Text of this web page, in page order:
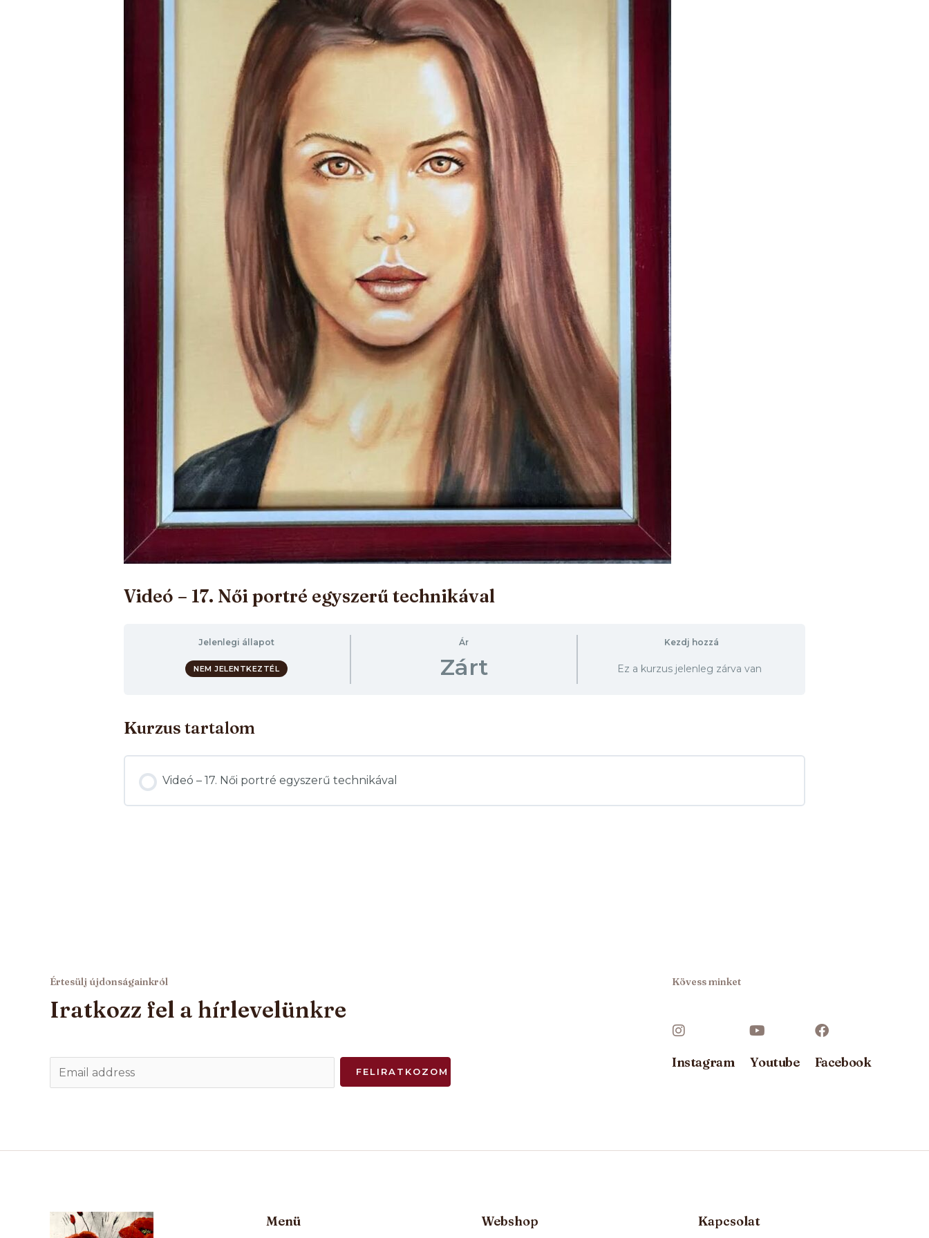
Videó – 17. Női portré egyszerű technikával
Jelenlegi állapot
NEM JELENTKEZTÉL
Ár
Zárt
Kezdj hozzá
Ez a kurzus jelenleg zárva van
Kurzus tartalom
Videó – 17. Női portré egyszerű technikával
Értesülj újdonságainkról
Iratkozz fel a hírlevelünkre
m
FELIRATKOZOM
Kövess minket
Instagram Youtube Facebook
Menü Webshop Kapcsolat